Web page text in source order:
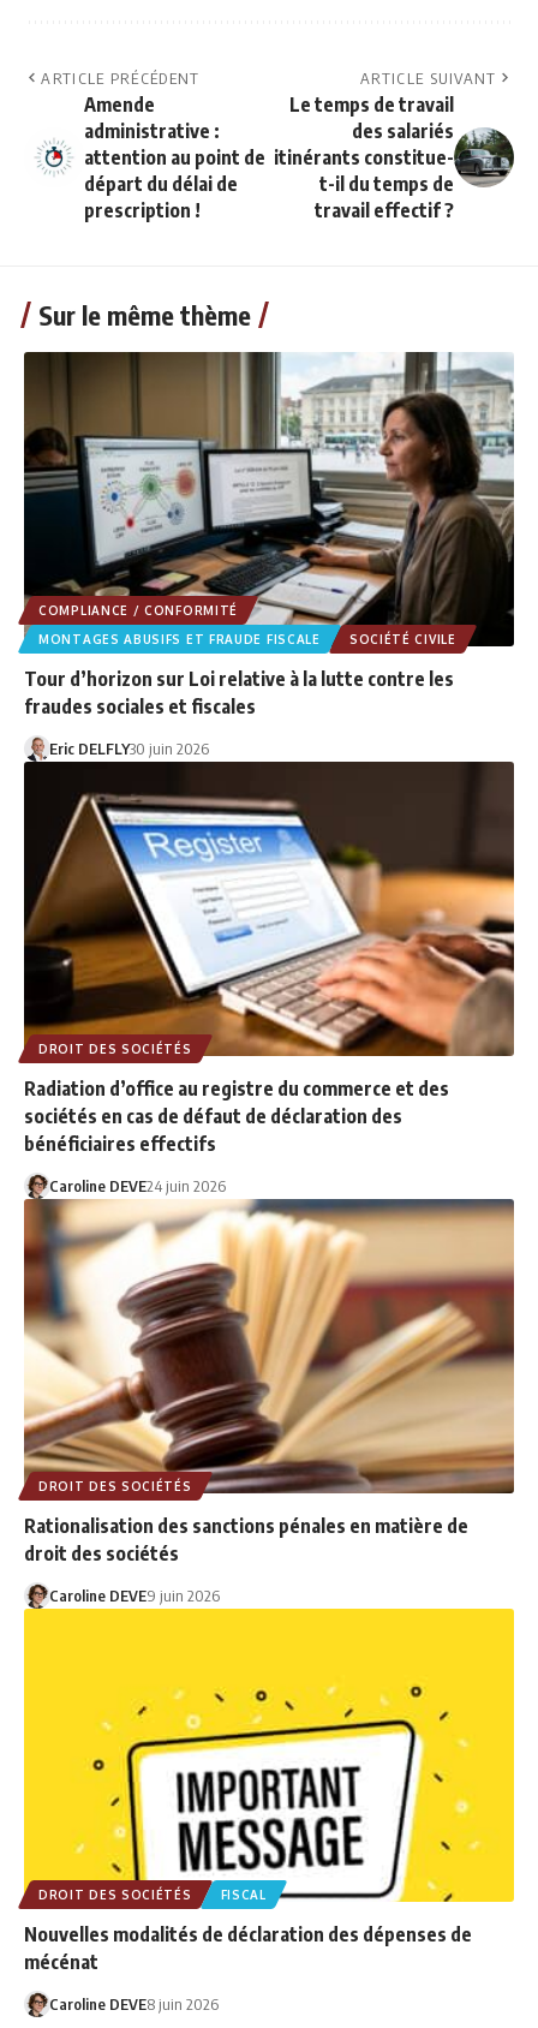
ARTICLE PRÉCÉDENT
Amende
administrative :
attention au point de
départ du délai de
prescription !
ARTICLE SUIVANT
Le temps de travail
des salariés
itinérants constitue-
t-il du temps de
travail effectif ?
Sur le même thème
COMPLIANCE / CONFORMITÉ
MONTAGES ABUSIFS ET FRAUDE FISCALE
SOCIÉTÉ CIVILE
Tour d’horizon sur Loi relative à la lutte contre les
fraudes sociales et fiscales
Eric DELFLY30 juin 2026
DROIT DES SOCIÉTÉS
Radiation d’office au registre du commerce et des
sociétés en cas de défaut de déclaration des
bénéficiaires effectifs
Caroline DEVE24 juin 2026
DROIT DES SOCIÉTÉS
Rationalisation des sanctions pénales en matière de
droit des sociétés
Caroline DEVE9 juin 2026
DROIT DES SOCIÉTÉS FISCAL
Nouvelles modalités de déclaration des dépenses de
mécénat
Caroline DEVE8 juin 2026